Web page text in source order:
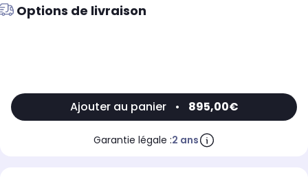
Options de livraison
Ajouter au panier • 895,00€
Garantie légale :2 ans